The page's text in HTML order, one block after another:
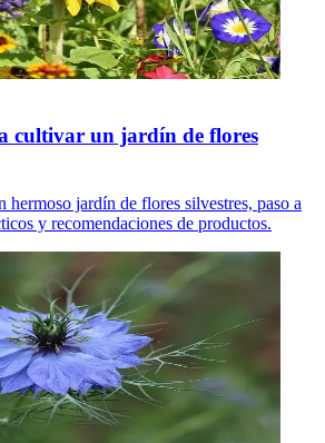
cultivar un jardín de flores
hermoso jardín de flores silvestres, paso a
y recomendaciones de productos.